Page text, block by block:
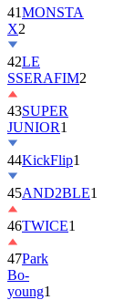
41MONSTA
X2
42LE
SSERAFIM2
43SUPER
JUNIOR1
44KickFlip1
45AND2BLE1
46TWICE1
47Park
Bo-
young1